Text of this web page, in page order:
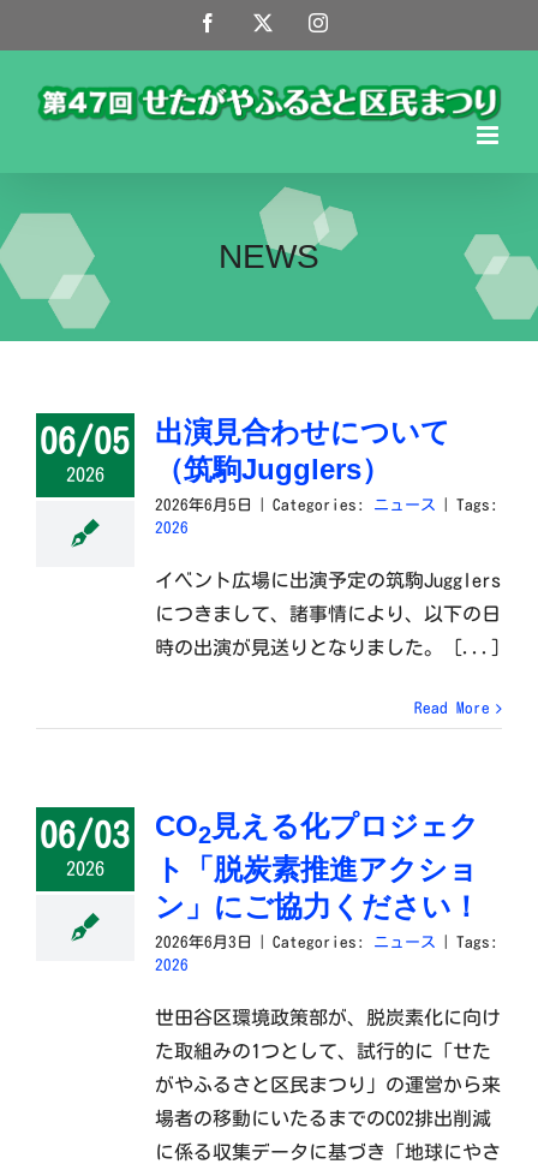
to
content
Facebook Instagram
NEWS
06/05
2026
出演見合わせについて
（筑駒Jugglers）
2026年6月5日 Categories: ニュース
Tags:
2026
イベント広場に出演予定の筑駒Jugglers
につきまして、諸事情により、以下の日
時の出演が見送りとなりました。 [...]
Read More
06/03
2026
CO2 見える化プロジェク
ト「脱炭素推進アクショ
ン」にご協力ください！
2026年6月3日 Categories: ニュース
Tags:
2026
世田谷区環境政策部が、脱炭素化に向け
た取組みの1つとして、試行的に「せた
がやふるさと区民まつり」の運営から来
場者の移動にいたるまでのCO2排出削減
に係る収集データに基づき「地球にやさ